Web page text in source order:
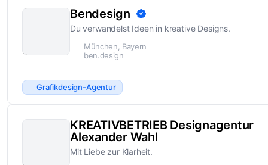
Bendesign
Du verwandelst Ideen in kreative Designs.
München, Bayern
ben.design
Grafikdesign-Agentur
KREATIVBETRIEB Designagentur
Alexander Wahl
Mit Liebe zur Klarheit.